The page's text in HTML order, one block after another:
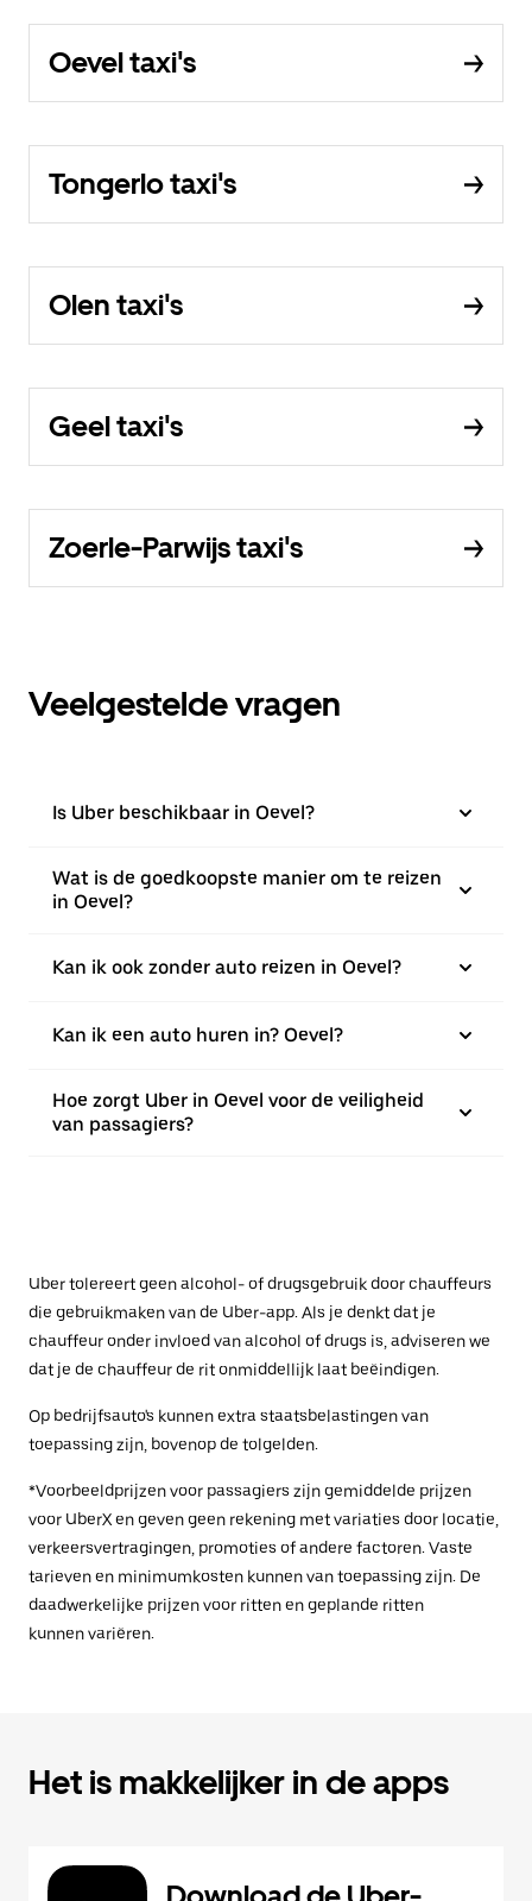
Oevel taxi's
Tongerlo taxi's
Olen taxi's
Geel taxi's
Zoerle-Parwijs taxi's
Veelgestelde vragen
Is Uber beschikbaar in Oevel?
Wat is de goedkoopste manier om te reizen
in Oevel?
Kan ik ook zonder auto reizen in Oevel?
Kan ik een auto huren in? Oevel?
Hoe zorgt Uber in Oevel voor de veiligheid
van passagiers?
Uber tolereert geen alcohol- of drugsgebruik door chauffeurs
die gebruikmaken van de Uber-app. Als je denkt dat je
chauffeur onder invloed van alcohol of drugs is, adviseren we
dat je de chauffeur de rit onmiddellijk laat beëindigen.
Op bedrijfsauto's kunnen extra staatsbelastingen van
toepassing zijn, bovenop de tolgelden.
*Voorbeeldprijzen voor passagiers zijn gemiddelde prijzen
voor UberX en geven geen rekening met variaties door locatie,
verkeersvertragingen, promoties of andere factoren. Vaste
tarieven en minimumkosten kunnen van toepassing zijn. De
daadwerkelijke prijzen voor ritten en geplande ritten
kunnen variëren.
Het is makkelijker in de apps